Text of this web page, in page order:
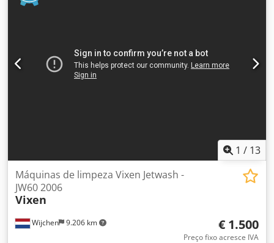
1 / 13
Wijchen 9.206 km
Máquinas de limpeza Vixen Jetwash -
JW60 2006
Vixen
€ 1.500
Preço fixo acresce IVA